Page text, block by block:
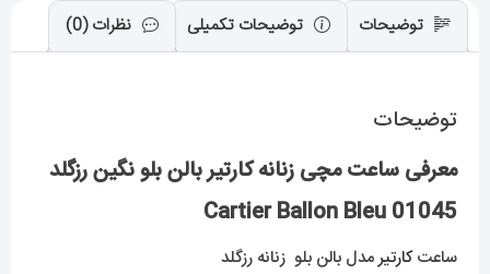
Bleu
عدد
توضیحات توضیحات تکمیلی نظرات (0)
توضیحات
معرفی ساعت مچی زنانه کارتیر بالن بلو نگین رزگلد
01045 Cartier Ballon Bleu
ساعتکارتیرمدل بالن بلو زنانه رزگلد